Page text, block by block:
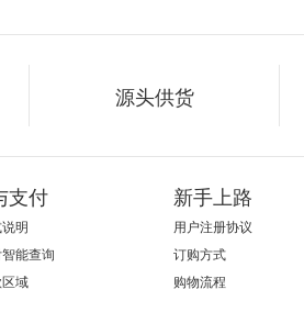
源头供货
支付
明
能查询
域
新手上路
用户注册协议
订购方式
购物流程